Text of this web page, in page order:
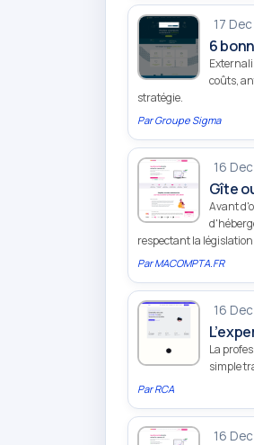
17
6
coûts,
stratégie.
ParGroupe Sigma
16
Gîte
Avant
respectant la législation.
ParMACOMPTA.FR
16
La
simple
ParRCA
16